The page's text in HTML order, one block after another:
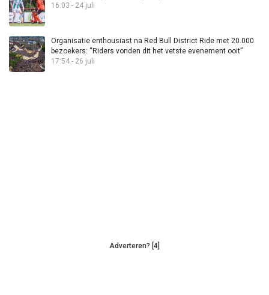
16:03 - 24 juli
Organisatie enthousiast na Red Bull District Ride met 20.000
bezoekers: “Riders vonden dit het vetste evenement ooit”
17:54 - 26 juli
Adverteren? [4]